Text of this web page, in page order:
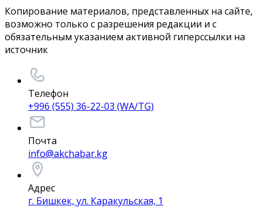
Копирование материалов, представленных на сайте,
возможно только с разрешения редакции и с
обязательным указанием активной гиперссылки на
источник
Телефон
+996 (555) 36-22-03 (WA/TG)
Почта
info@akchabar.kg
Адрес
г. Бишкек, ул. Каракульская, 1